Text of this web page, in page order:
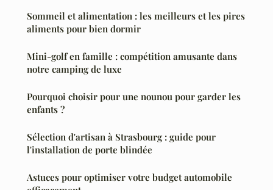
Sommeil et alimentation : les meilleurs et les pires
aliments pour bien dormir
Mini-golf en famille : compétition amusante dans
notre camping de luxe
Pourquoi choisir pour une nounou pour garder les
enfants ?
Sélection d'artisan à Strasbourg : guide pour
l'installation de porte blindée
Astuces pour optimiser votre budget automobile